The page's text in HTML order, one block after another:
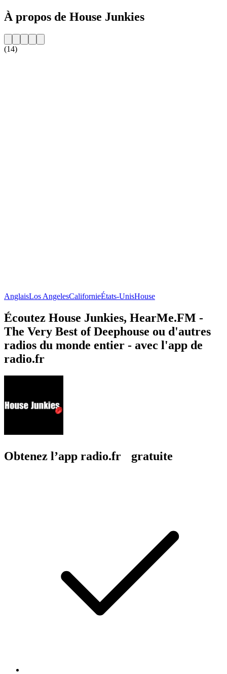
À propos de House Junkies
(14)
AnglaisLos AngelesCalifornieÉtats-UnisHouse
Écoutez House Junkies, HearMe.FM -
The Very Best of Deephouse ou d'autres
radios du monde entier - avec l'app de
radio.fr
Obtenez l’app radio.fr gratuite